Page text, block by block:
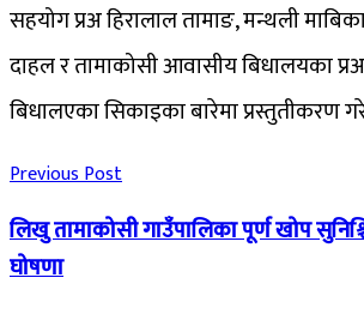
सहयोग प्रअ हिरालाल तामाङ, मन्थली
दाहल र तामाकोसी आवासीय बिधालयका
बिधालएका सिकाइका बारेमा प्रस्तुतीकरण
Previous Post
लिखु तामाकोसी गाउँपालिका पूर्ण खोप
घोषणा